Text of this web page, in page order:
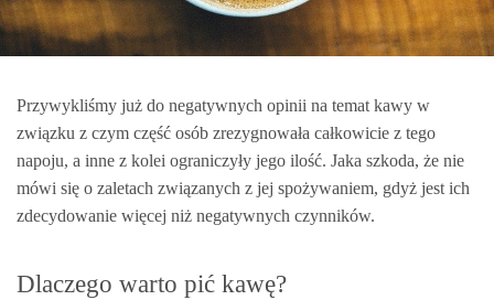
Przywykliśmy już do negatywnych opinii na temat kawy w
związku z czym część osób zrezygnowała całkowicie z tego
napoju, a inne z kolei ograniczyły jego ilość. Jaka szkoda, że nie
mówi się o zaletach związanych z jej spożywaniem, gdyż jest ich
zdecydowanie więcej niż negatywnych czynników.
Dlaczego warto pić kawę?